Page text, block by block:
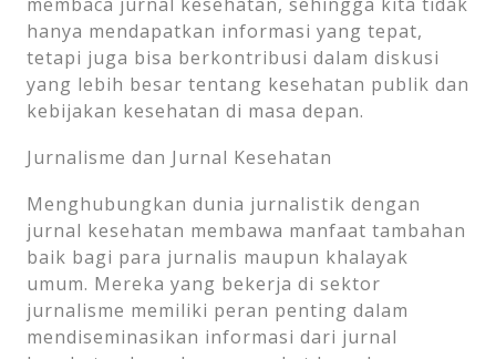
hanya mendapatkan informasi yang tepat,
tetapi juga bisa berkontribusi dalam diskusi
yang lebih besar tentang kesehatan publik dan
kebijakan kesehatan di masa depan.
Jurnalisme dan Jurnal Kesehatan
Menghubungkan dunia jurnalistik dengan
jurnal kesehatan membawa manfaat tambahan
baik bagi para jurnalis maupun khalayak
umum. Mereka yang bekerja di sektor
jurnalisme memiliki peran penting dalam
mendiseminasikan informasi dari jurnal